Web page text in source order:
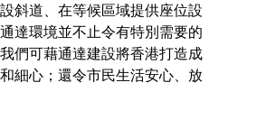
斜道、在等候區域提供座位設
達環境並不止令有特別需要的
們可藉通達建設將香港打造成
細心；還令市民生活安心、放